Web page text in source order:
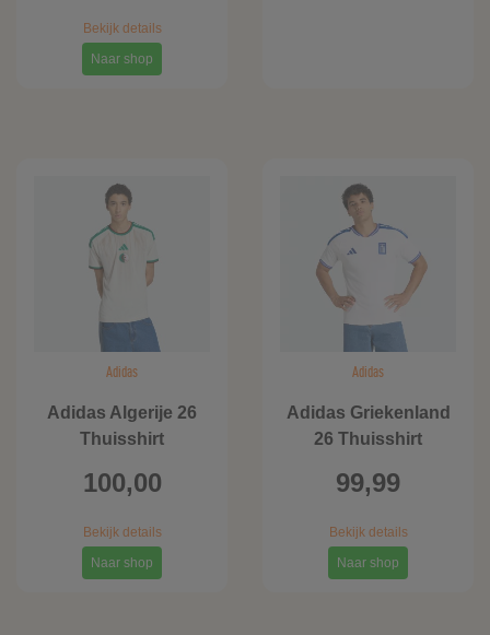
Bekijk details
Naar shop
Adidas
Adidas Algerije 26
Thuisshirt
100,00
Bekijk details
Naar shop
Adidas
Adidas Griekenland
26 Thuisshirt
99,99
Bekijk details
Naar shop